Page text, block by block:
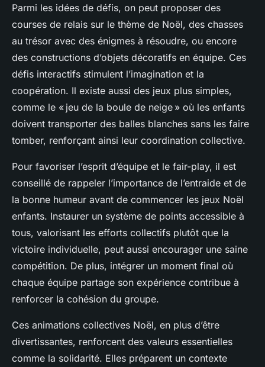
Parmi les idées de défis, on peut proposer des
courses de relais sur le thème de Noël, des chasses
au trésor avec des énigmes à résoudre, ou encore
des constructions d’objets décoratifs en équipe. Ces
défis interactifs stimulent l’imagination et la
coopération. Il existe aussi des jeux plus simples,
comme le « jeu de la boule de neige » où les enfants
doivent transporter des balles blanches sans les faire
tomber, renforçant ainsi leur coordination collective.
Pour favoriser l’esprit d’équipe et le fair-play, il est
conseillé de rappeler l’importance de l’entraide et de
la bonne humeur avant de commencer les jeux Noël
enfants. Instaurer un système de points accessible à
tous, valorisant les efforts collectifs plutôt que la
victoire individuelle, peut aussi encourager une saine
compétition. De plus, intégrer un moment final où
chaque équipe partage son expérience contribue à
renforcer la cohésion du groupe.
Ces animations collectives Noël, en plus d’être
divertissantes, renforcent des valeurs essentielles
comme la solidarité. Elles préparent un contexte